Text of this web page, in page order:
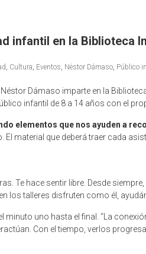
infantil en la Biblioteca
, Cultura, Eventos, Néstor Dámaso, Público
Dámaso imparte en la
infantil de 8 a 14 años con el
elementos que nos ayuden a
El material que deberá traer cada
Te hace sentir libre. Desde
los talleres disfruten como él,
uno hasta el final. “La
Con el tiempo, verlos